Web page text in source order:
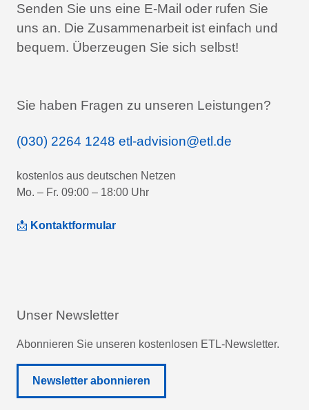
Senden Sie uns eine E-Mail oder rufen Sie
uns an. Die Zusammenarbeit ist einfach und
bequem. Überzeugen Sie sich selbst!
Sie haben Fragen zu unseren Leistungen?
(030) 2264 1248 etl-advision@etl.de
kostenlos aus deutschen Netzen
Mo. – Fr. 09:00 – 18:00 Uhr
📩 Kontaktformular
Unser Newsletter
Abonnieren Sie unseren kostenlosen ETL-Newsletter.
Newsletter abonnieren